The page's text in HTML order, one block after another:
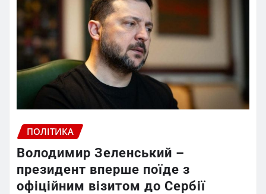
ПОЛІТИКА
Володимир Зеленський –
президент вперше поїде з
офіційним візитом до Сербії